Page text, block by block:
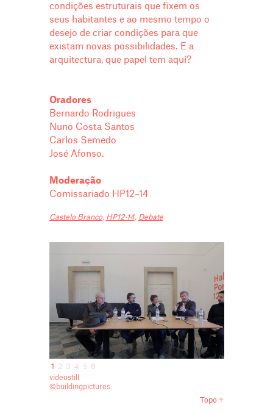
condições estruturais que fixem os
seus habitantes e ao mesmo tempo o
desejo de criar condições para que
existam novas possibilidades. E a
arquitectura, que papel tem aqui?
Oradores
Bernardo Rodrigues
Nuno Costa Santos
Carlos Semedo
José Afonso.
Moderação
Comissariado HP12–14
Castelo Branco, HP12-14, Debate
videostill
©buildingpictures
1 2 3 4 5 6
Topo